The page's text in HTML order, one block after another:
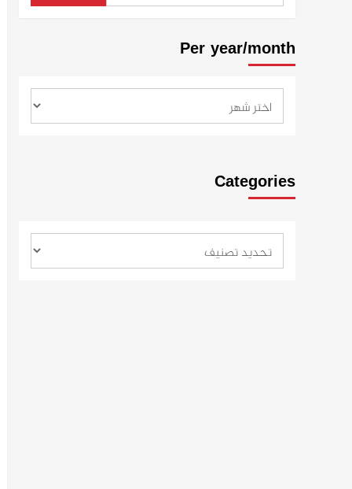
Per year/month
Categories